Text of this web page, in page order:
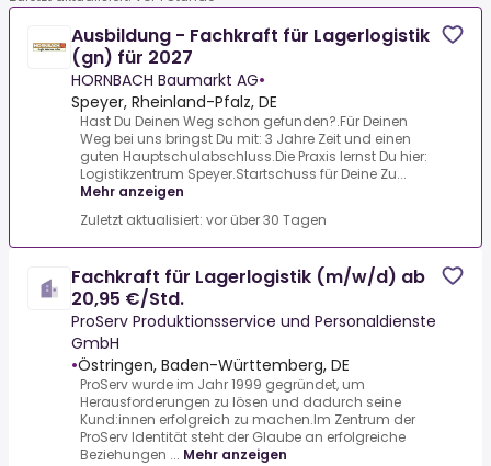
Ausbildung - Fachkraft für Lagerlogistik
(gn) für 2027
HORNBACH Baumarkt AG•
Speyer, Rheinland-Pfalz, DE
Hast Du Deinen Weg schon gefunden?.Für Deinen
Weg bei uns bringst Du mit: 3 Jahre Zeit und einen
guten Hauptschulabschluss.Die Praxis lernst Du hier:
Logistikzentrum Speyer.Startschuss für Deine Zu...
Mehr anzeigen
Zuletzt aktualisiert: vor über 30 Tagen
Fachkraft für Lagerlogistik (m/w/d) ab
20,95 €/Std.
ProServ Produktionsservice und Personaldienste
GmbH
•Östringen, Baden-Württemberg, DE
ProServ wurde im Jahr 1999 gegründet, um
Herausforderungen zu lösen und dadurch seine
Kund:innen erfolgreich zu machen.Im Zentrum der
ProServ Identität steht der Glaube an erfolgreiche
Beziehungen ... Mehr anzeigen